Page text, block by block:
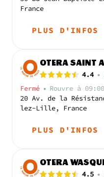
France
PLUS D'INFOS
OTERA SAINT
4.4 •
Fermé • Rouvre à 09:00
20 Av. de la
lez-Lille, France
PLUS D'INFOS
OTERA
4.5 •